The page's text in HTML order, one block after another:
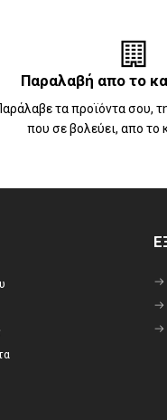
Παραλαβή απο το
τα προϊόντα σου,
που σε βολεύει, απο το